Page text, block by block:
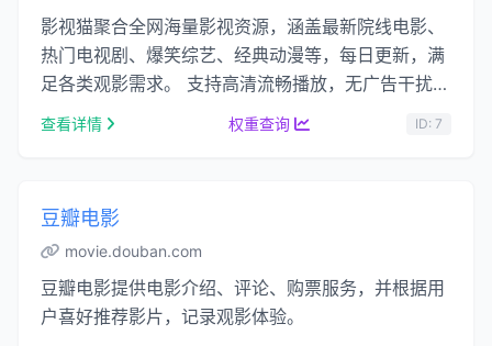
影视猫聚合全网海量影视资源，涵盖最新院线电影、
热门电视剧、爆笑综艺、经典动漫等，每日更新，满
足各类观影需求。 支持高清流畅播放，无广告干扰，
手机、电脑、平板多终端适配，随时随地畅享 …...
查看详情 权重查询 ID: 7
豆瓣电影
movie.douban.com
豆瓣电影提供电影介绍、评论、购票服务，并根据用
户喜好推荐影片，记录观影体验。